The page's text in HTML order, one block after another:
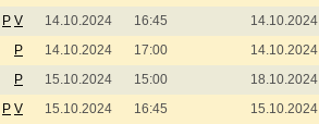
P V 14.10.2024 16:45 14.10.2024
P 14.10.2024 17:00 14.10.2024
P 15.10.2024 15:00 18.10.2024
P V 15.10.2024 16:45 15.10.2024